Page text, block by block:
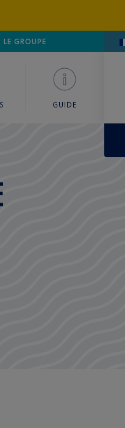
DE SAINT-TROPEZ
LE GROUPE
GUIDE